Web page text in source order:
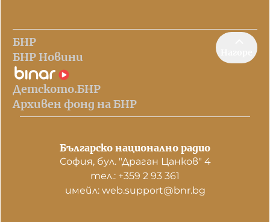
БНР
БНР Новини
Детското.БНР
Архивен фонд на БНР
Българско национално радио
София, бул. "Драган Цанков" 4
тел.: +359 2 93 361
имейл: web.support@bnr.bg